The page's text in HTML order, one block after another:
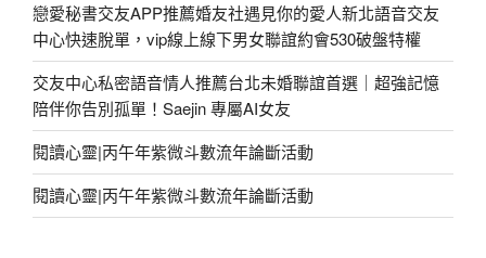
戀愛秘書交友APP推薦婚友社遇見你的愛人新北語音交友
中心快速脫單，vip線上線下男女聯誼約會530破盤特權
交友中心私密語音情人推薦台北未婚聯誼首選｜超強記憶
陪伴你告別孤單！Saejin 專屬AI女友
閱讀心靈|丙午年紫微斗數流年論斷活動
閱讀心靈|丙午年紫微斗數流年論斷活動